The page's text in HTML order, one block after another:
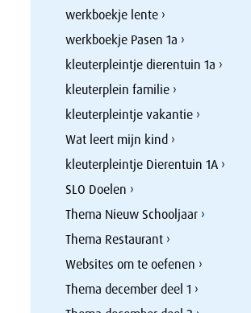
werkboekje lente ›
werkboekje Pasen 1a ›
kleuterpleintje dierentuin 1a ›
kleuterplein familie ›
kleuterpleintje vakantie ›
Wat leert mijn kind ›
kleuterpleintje Dierentuin 1A ›
SLO Doelen ›
Thema Nieuw Schooljaar ›
Thema Restaurant ›
Websites om te oefenen ›
Thema december deel 1 ›